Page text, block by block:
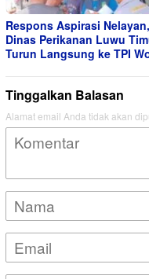
Respons Aspirasi Nelayan,
Dinas Perikanan Luwu
Turun Langsung ke TPI
Tinggalkan Balasan
Alamat email Anda tidak akan